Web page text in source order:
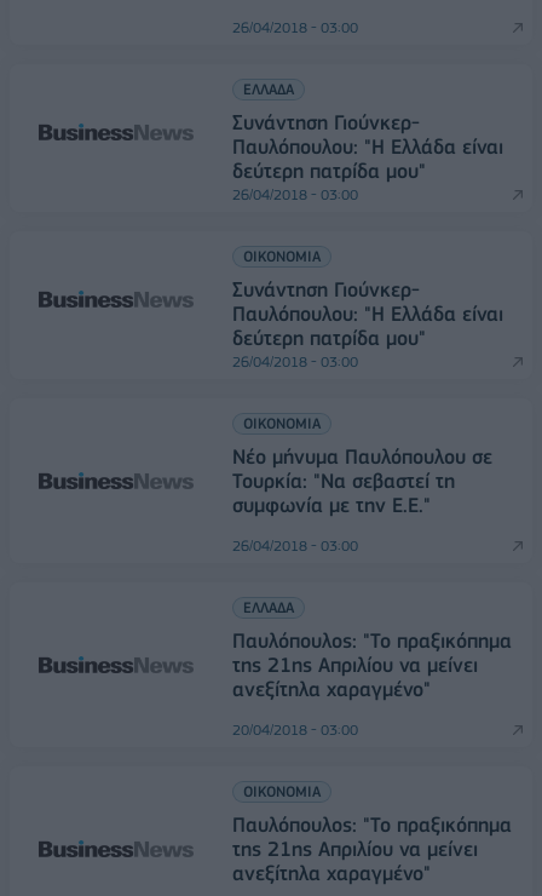
26/04/2018 - 03:00
ΕΛΛΑΔΑ
Συνάντηση Γιούνκερ-
Παυλόπουλου: "Η Ελλάδα είναι
δεύτερη πατρίδα μου"
26/04/2018 - 03:00
ΟΙΚΟΝΟΜΙΑ
Συνάντηση Γιούνκερ-
Παυλόπουλου: "Η Ελλάδα είναι
δεύτερη πατρίδα μου"
26/04/2018 - 03:00
ΟΙΚΟΝΟΜΙΑ
Νέο μήνυμα Παυλόπουλου σε
Τουρκία: "Να σεβαστεί τη
συμφωνία με την Ε.Ε."
26/04/2018 - 03:00
ΕΛΛΑΔΑ
Παυλόπουλος: "Το πραξικόπημα
της 21ης Απριλίου να μείνει
ανεξίτηλα χαραγμένο"
20/04/2018 - 03:00
ΟΙΚΟΝΟΜΙΑ
Παυλόπουλος: "Το πραξικόπημα
της 21ης Απριλίου να μείνει
ανεξίτηλα χαραγμένο"